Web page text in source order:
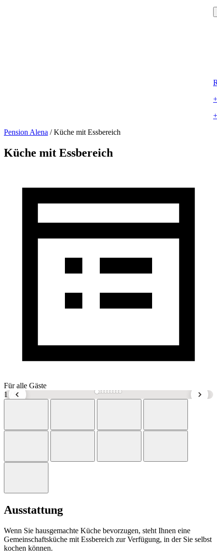
Pension Alena / Küche mit Essbereich
Küche mit Essbereich
Für alle Gäste
1 / 9
Ausstattung
Wenn Sie hausgemachte Küche bevorzugen, steht Ihnen eine
Gemeinschaftsküche mit Essbereich zur Verfügung, in der Sie selbst
kochen können.